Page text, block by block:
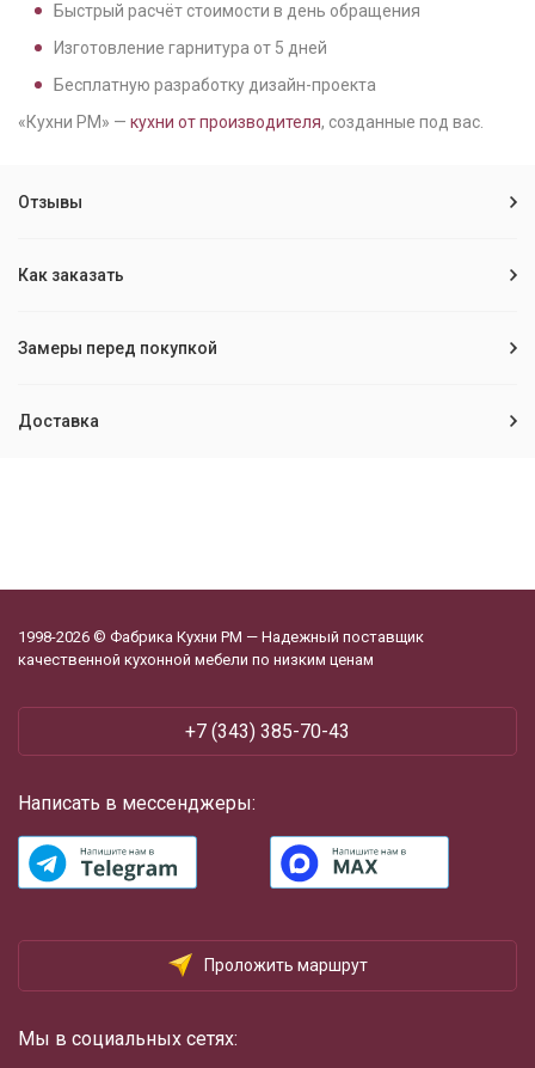
Быстрый расчёт стоимости в день обращения
Изготовление гарнитура от 5 дней
Бесплатную разработку дизайн-проекта
«Кухни РМ» — кухни от производителя, созданные под вас.
Отзывы
Как заказать
Замеры перед покупкой
Доставка
1998-2026 © Фабрика Кухни РМ — Надежный поставщик
качественной кухонной мебели по низким ценам
+7 (343) 385-70-43
Написать в мессенджеры:
Проложить маршрут
Мы в социальных сетях: